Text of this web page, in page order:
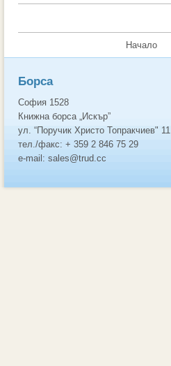
Начало
Борса
София 1528
Книжна борса „Искър”
ул. “Поручик Христо Топракчиев" 11
тел./факс: + 359 2 846 75 29
e-mail: sales@trud.cc